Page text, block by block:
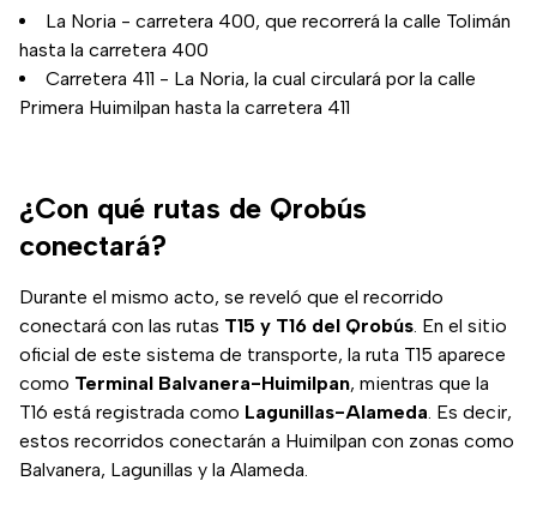
La Noria - carretera 400, que recorrerá la calle Tolimán
hasta la carretera 400
Carretera 411 - La Noria, la cual circulará por la calle
Primera Huimilpan hasta la carretera 411
¿Con qué rutas de Qrobús
conectará?
Durante el mismo acto, se reveló que el recorrido
conectará con las rutas T15 y T16 del Qrobús. En el sitio
oficial de este sistema de transporte, la ruta T15 aparece
como Terminal Balvanera-Huimilpan, mientras que la
T16 está registrada como Lagunillas-Alameda. Es decir,
estos recorridos conectarán a Huimilpan con zonas como
Balvanera, Lagunillas y la Alameda.